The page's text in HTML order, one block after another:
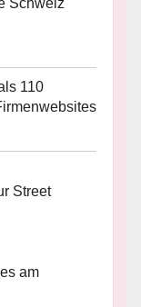
Schweiz
110
Street
am